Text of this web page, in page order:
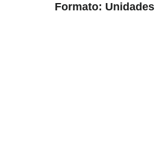
Formato: Unidades